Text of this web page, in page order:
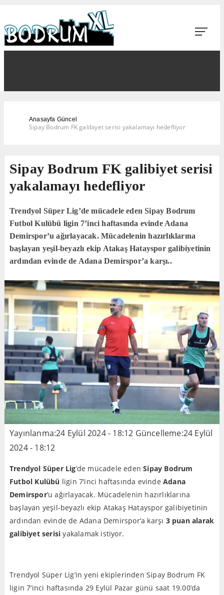
Anasayfa Güncel
Sipay Bodrum FK galibiyet serisi yakalamayı hedefliyor
Sipay Bodrum FK galibiyet serisi
yakalamayı hedefliyor
Trendyol Süper Lig’de mücadele eden Sipay Bodrum
Futbol Kulübü ligin 7’inci haftasında evinde Adana
Demirspor’u ağırlayacak. Mücadelenin hazırlıklarına
başlayan yeşil-beyazlı ekip Atakaş Hatayspor galibiyetinin
ardından evinde de Adana Demirspor’a karşı..
Yayınlanma:24 Eylül 2024 - 18:12 Güncelleme:24 Eylül
2024 - 18:12
Trendyol Süper Lig’de mücadele edenSipay Bodrum
Futbol Kulübü ligin 7’inci haftasında evindeAdana
Demirspor’u ağırlayacak. Mücadelenin hazırlıklarına
başlayan yeşil-beyazlı ekip Atakaş Hatayspor galibiyetinin
ardından evinde de Adana Demirspor’a karşı 3 puan alarak
galibiyet serisi yakalamak istiyor.
Trendyol Süper Lig’in yeni ekiplerinden Sipay Bodrum FK
ligin 7’inci haftasında 29 Eylül Pazar günü saat 19.00’da